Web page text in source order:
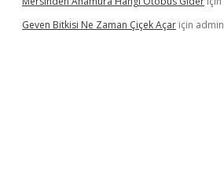
Geven Bitkisi Ne Zaman Çiçek Açar için admin